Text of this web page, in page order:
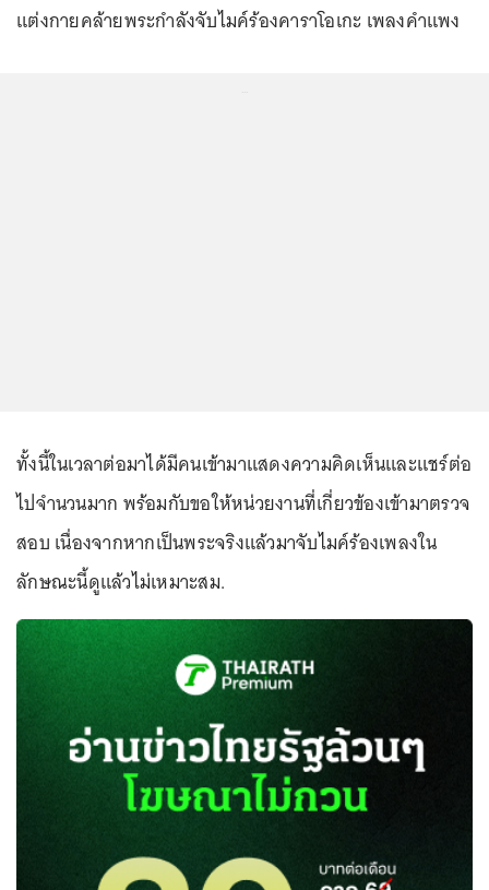
แต่งกายคล้ายพระกำลังจับไมค์ร้องคาราโอเกะ เพลงคำแพง
ทั้งนี้ในเวลาต่อมาได้มีคนเข้ามาแสดงความคิดเห็นและแชร์ต่อ
ไปจำนวนมาก พร้อมกับขอให้หน่วยงานที่เกี่ยวข้องเข้ามาตรวจ
สอบ เนื่องจากหากเป็นพระจริงแล้วมาจับไมค์ร้องเพลงใน
ลักษณะนี้ดูแล้วไม่เหมาะสม.